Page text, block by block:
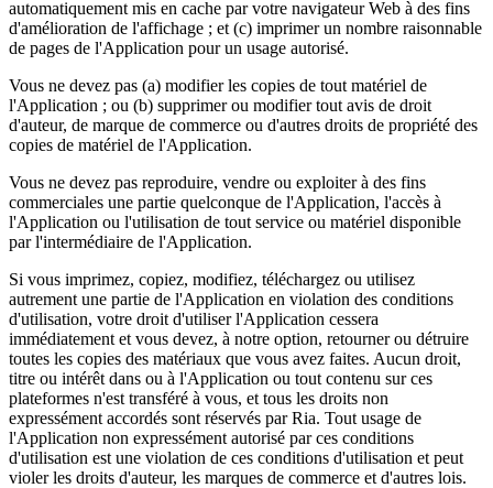
automatiquement mis en cache par votre navigateur Web à des fins
d'amélioration de l'affichage ; et (c) imprimer un nombre raisonnable
de pages de l'Application pour un usage autorisé.
Vous ne devez pas (a) modifier les copies de tout matériel de
l'Application ; ou (b) supprimer ou modifier tout avis de droit
d'auteur, de marque de commerce ou d'autres droits de propriété des
copies de matériel de l'Application.
Vous ne devez pas reproduire, vendre ou exploiter à des fins
commerciales une partie quelconque de l'Application, l'accès à
l'Application ou l'utilisation de tout service ou matériel disponible
par l'intermédiaire de l'Application.
Si vous imprimez, copiez, modifiez, téléchargez ou utilisez
autrement une partie de l'Application en violation des conditions
d'utilisation, votre droit d'utiliser l'Application cessera
immédiatement et vous devez, à notre option, retourner ou détruire
toutes les copies des matériaux que vous avez faites. Aucun droit,
titre ou intérêt dans ou à l'Application ou tout contenu sur ces
plateformes n'est transféré à vous, et tous les droits non
expressément accordés sont réservés par Ria. Tout usage de
l'Application non expressément autorisé par ces conditions
d'utilisation est une violation de ces conditions d'utilisation et peut
violer les droits d'auteur, les marques de commerce et d'autres lois.